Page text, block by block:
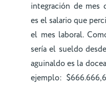
integración de mes
es el salario que
el mes laboral.
sería el sueldo
aguinaldo es la
ejemplo: